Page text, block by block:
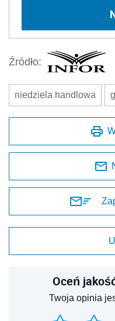
Źródło:
niedziela handlowa
Oceń
Twoja opinia